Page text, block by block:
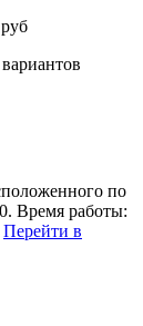
по
Время работы:
Перейти в